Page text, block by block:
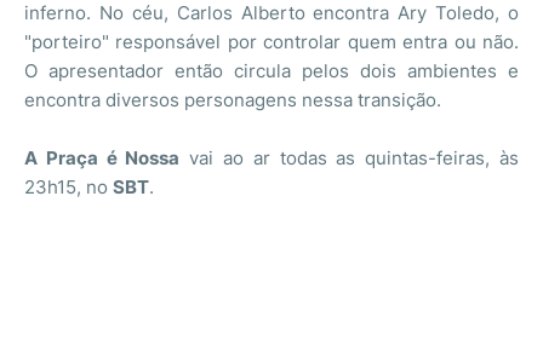
inferno. No céu, Carlos Alberto encontra Ary Toledo, o
"porteiro" responsável por controlar quem entra ou não.
O apresentador então circula pelos dois ambientes e
encontra diversos personagens nessa transição.
A Praça é Nossa vai ao ar todas as quintas-feiras, às
23h15, no SBT.